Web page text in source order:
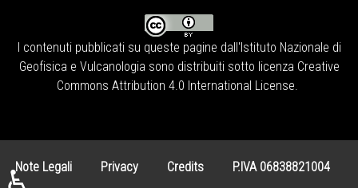
I contenuti pubblicati su queste pagine dall'Istituto Nazionale di
Geofisica e Vulcanologia sono distribuiti sotto licenza Creative
Commons Attribution 4.0 International License
Note Legali Privacy Credits P.IVA 06838821004